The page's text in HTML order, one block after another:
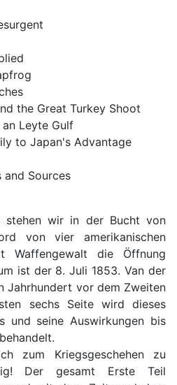
the Great Turkey Shoot
Leyte Gulf
to Japan's Advantage
Sources
stehen wir in der Bucht von
von vier amerikanischen
Waffengewalt die Öffnung
ist der 8. Juli 1853. Van der
Jahrhundert vor dem Zweiten
sechs Seite wird dieses
und seine Auswirkungen bis
zum Kriegsgeschehen zu
Der gesamt Erste Teil